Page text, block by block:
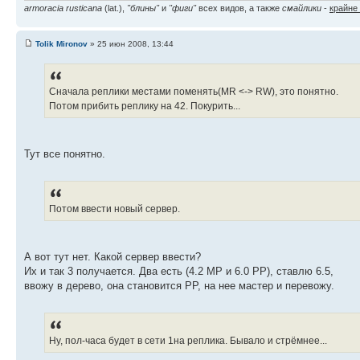
armoracia rusticana (lat.), "блины"и "фиги"всех видов, а также смайлики -
Tolik Mironov » 25 июн 2008, 13:44
Сначала реплики местами поменять(MR <-> RW), это понятно.
Потом прибить реплику на 42. Покурить...
Тут все понятно.
Потом ввести новый сервер.
А вот тут нет. Какой сервер ввести?
Их и так 3 получается. Два есть (4.2 МР и 6.0 РР), ставлю 6.5,
ввожу в дерево, она становится РР, на нее мастер и перевожу.
Ну, пол-часа будет в сети 1на реплика. Бывало и стрёмнее...